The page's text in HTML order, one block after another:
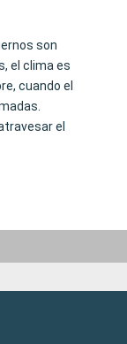
son
el clima es
cuando el
el